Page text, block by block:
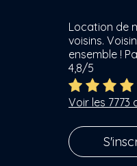
Location de
voisins.
ensemble !
4,8/5
Voir les 7773